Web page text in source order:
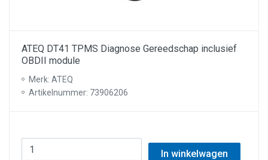
ATEQ DT41 TPMS Diagnose Gereedschap inclusief
OBDII module
Merk: ATEQ
Artikelnummer: 73906206
In winkelwagen